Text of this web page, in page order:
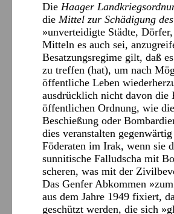
Die Haager
die Mittel zur Schädigung
»unverteidigte Städte,
Mitteln es auch sei,
Besatzungsregime gilt, daß
zu treffen (hat), um nach
öffentliche Leben
ausdrücklich nicht davon die
öffentlichen Ordnung, wie
Beschießung oder
dies veranstalten
Föderaten im Irak, wenn sie
sunnitische Falludscha mit
scheren, was mit der
Das Genfer Abkommen
aus dem Jahre 1949 fixiert,
geschützt werden, die sich